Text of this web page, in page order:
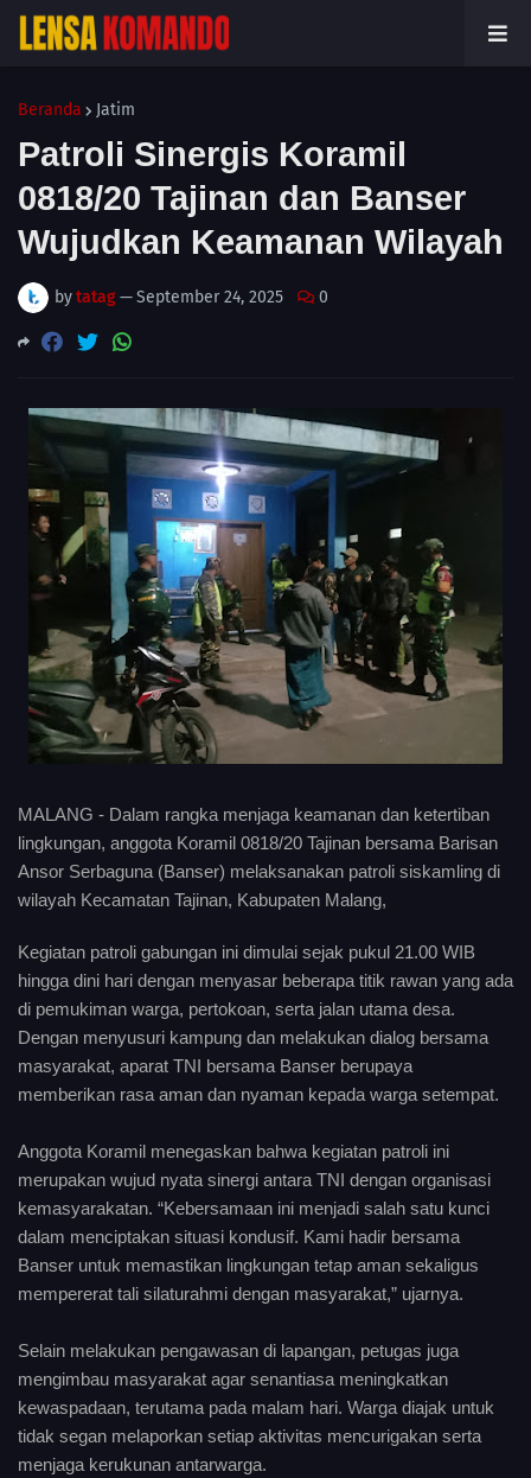
Beranda Jatim
Patroli Sinergis Koramil
0818/20 Tajinan dan Banser
Wujudkan Keamanan Wilayah
bytatag—September 24, 2025 0
MALANG - Dalam rangka menjaga keamanan dan ketertiban
lingkungan, anggota Koramil 0818/20 Tajinan bersama Barisan
Ansor Serbaguna (Banser) melaksanakan patroli siskamling di
wilayah Kecamatan Tajinan, Kabupaten Malang,
Kegiatan patroli gabungan ini dimulai sejak pukul 21.00 WIB
hingga dini hari dengan menyasar beberapa titik rawan yang ada
di pemukiman warga, pertokoan, serta jalan utama desa.
Dengan menyusuri kampung dan melakukan dialog bersama
masyarakat, aparat TNI bersama Banser berupaya
memberikan rasa aman dan nyaman kepada warga setempat.
Anggota Koramil menegaskan bahwa kegiatan patroli ini
merupakan wujud nyata sinergi antara TNI dengan organisasi
kemasyarakatan. “Kebersamaan ini menjadi salah satu kunci
dalam menciptakan situasi kondusif. Kami hadir bersama
Banser untuk memastikan lingkungan tetap aman sekaligus
mempererat tali silaturahmi dengan masyarakat,” ujarnya.
Selain melakukan pengawasan di lapangan, petugas juga
mengimbau masyarakat agar senantiasa meningkatkan
kewaspadaan, terutama pada malam hari. Warga diajak untuk
tidak segan melaporkan setiap aktivitas mencurigakan serta
menjaga kerukunan antarwarga.